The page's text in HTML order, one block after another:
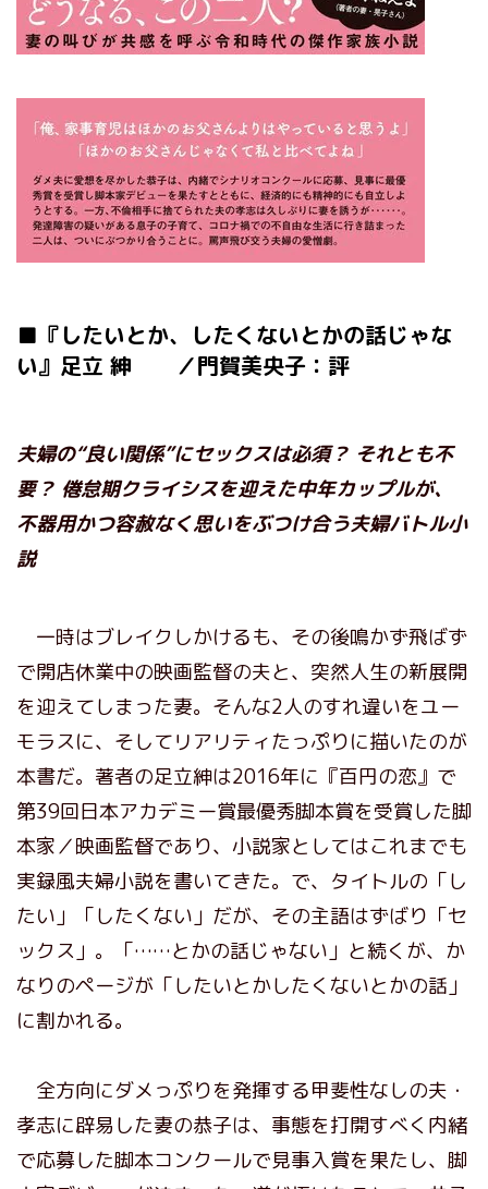
■『したいとか、したくないとかの話じゃな
い』足立 紳 ／門賀美央子：評
夫婦の“良い関係”にセックスは必須？ それとも不
要？ 倦怠期クライシスを迎えた中年カップルが、
不器用かつ容赦なく思いをぶつけ合う夫婦バトル小
説
一時はブレイクしかけるも、その後鳴かず飛ばず
で開店休業中の映画監督の夫と、突然人生の新展開
を迎えてしまった妻。そんな2人のすれ違いをユー
モラスに、そしてリアリティたっぷりに描いたのが
本書だ。著者の足立紳は2016年に『百円の恋』で
第39回日本アカデミー賞最優秀脚本賞を受賞した脚
本家／映画監督であり、小説家としてはこれまでも
実録風夫婦小説を書いてきた。で、タイトルの「し
たい」「したくない」だが、その主語はずばり「セ
ックス」。「……とかの話じゃない」と続くが、か
なりのページが「したいとかしたくないとかの話」
に割かれる。
全方向にダメっぷりを発揮する甲斐性なしの夫・
孝志に辟易した妻の恭子は、事態を打開すべく内緒
で応募した脚本コンクールで見事入賞を果たし、脚